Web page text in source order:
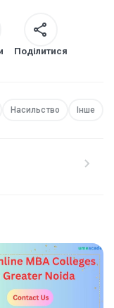
Поділитися
Насильство Інше